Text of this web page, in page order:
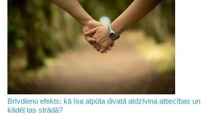
Brīvdienu efekts: kā īsa atpūta divatā atdzīvina attiecības un
kādēļ tas strādā?